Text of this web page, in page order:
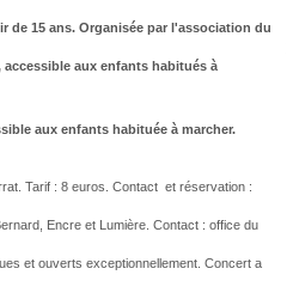
de 15 ans. Organisée par l'association du
accessible aux enfants habitués à
aux enfants habituée à marcher.
Tarif : 8 euros. Contact et réservation :
Encre et Lumière. Contact : office du
et ouverts exceptionnellement. Concert a